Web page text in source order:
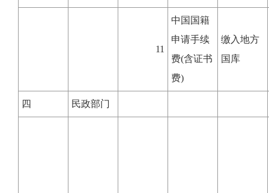
11
中国国籍
申请手续
费(含证书
费)
缴入地方
国库
四 民政部门